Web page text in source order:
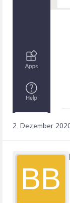
2. Dezember
BB